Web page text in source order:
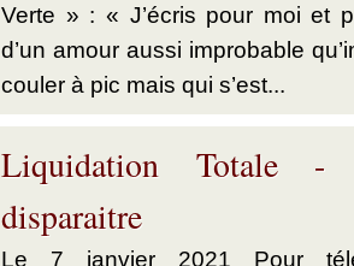
Verte » : « J’écris pour moi et
d’un amour aussi improbable
couler à pic mais qui s’est...
Liquidation Totale
disparaitre
Le 7 janvier 2021 Pour